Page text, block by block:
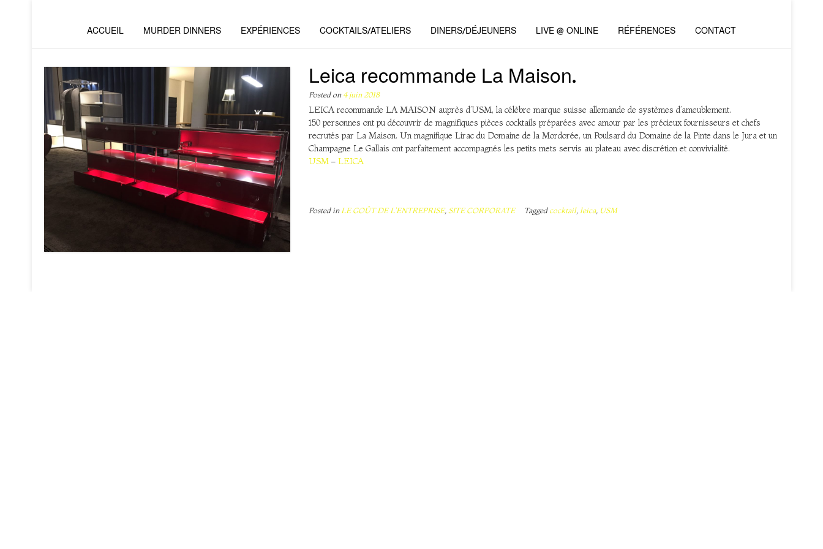
ACCUEIL MURDER DINNERS EXPÉRIENCES COCKTAILS/ATELIERS DINERS/DÉJEUNERS LIVE @ ONLINE RÉFÉRENCES CONTACT
Leica recommande La Maison.
Posted on 4 juin 2018
LEICA recommande LA MAISON auprès d’USM, la célèbre marque suisse allemande de systèmes d’ameublement.
150 personnes ont pu découvrir de magnifiques pièces cocktails préparées avec amour par les précieux fournisseurs et chefs
recrutés par La Maison. Un magnifique Lirac du Domaine de la Mordorée, un Poulsard du Domaine de la Pinte dans le Jura et un
Champagne Le Gallais ont parfaitement accompagnés les petits mets servis au plateau avec discrétion et convivialité.
USM – LEICA
Posted inLE GOÛT DE L'ENTREPRISE, SITE CORPORATE Tagged cocktail, leica, USM